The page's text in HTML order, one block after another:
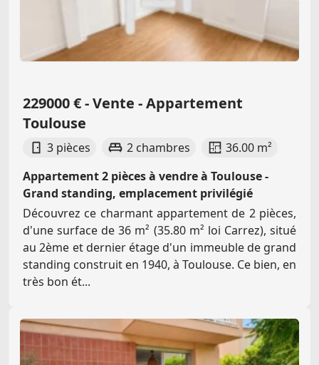
229000 € - Vente - Appartement
Toulouse
3 pièces 2 chambres
36.00 m²
Appartement 2 pièces à vendre à Toulouse -
Grand standing, emplacement privilégié
Découvrez ce charmant appartement de 2 pièces,
d'une surface de 36 m² (35.80 m² loi Carrez), situé
au 2ème et dernier étage d'un immeuble de grand
standing construit en 1940, à Toulouse. Ce bien, en
très bon ét...